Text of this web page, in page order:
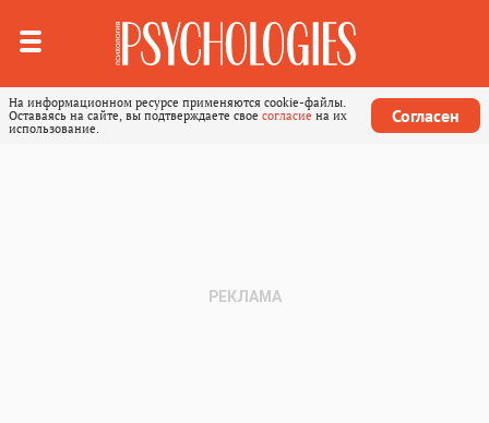
На информационном ресурсе применяются cookie-файлы.
Оставаясь на сайте, вы подтверждаете свое согласие на их
использование.
Согласен